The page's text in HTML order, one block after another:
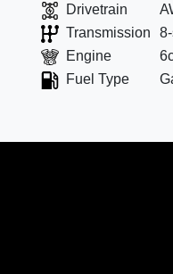
Drivetrain
Transmission
Engine
Fuel Type